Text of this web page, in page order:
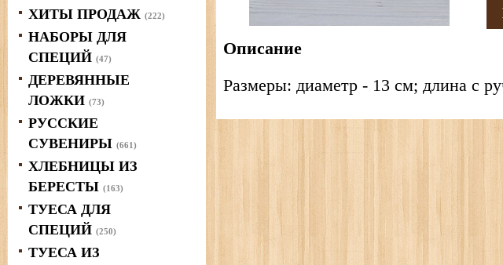
Описание
Размеры: диаметр - 13 см; длина с
ХИТЫ ПРОДАЖ (222)
НАБОРЫ ДЛЯ
СПЕЦИЙ (47)
ДЕРЕВЯННЫЕ
ЛОЖКИ (73)
РУССКИЕ
СУВЕНИРЫ (661)
ХЛЕБНИЦЫ ИЗ
БЕРЕСТЫ (163)
ТУЕСА ДЛЯ
СПЕЦИЙ (250)
ТУЕСА ИЗ